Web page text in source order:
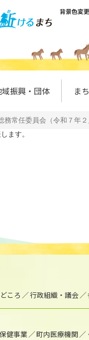
背景色変更
振興・団体 ま
務常任委員会（令和７年２
ます。
ころ 行政組織・議会
保健事業 町内医療機関